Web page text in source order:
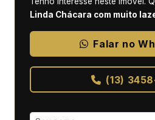
Linda Chácara com muito
Falar no
(13)